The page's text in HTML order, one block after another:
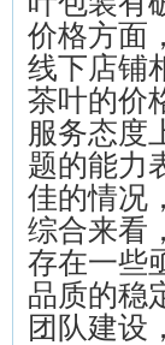
价格方面
线下店铺
茶叶的价
服务态度
题的能力
佳的情况
综合来看
存在一些
品质的稳
团队建设